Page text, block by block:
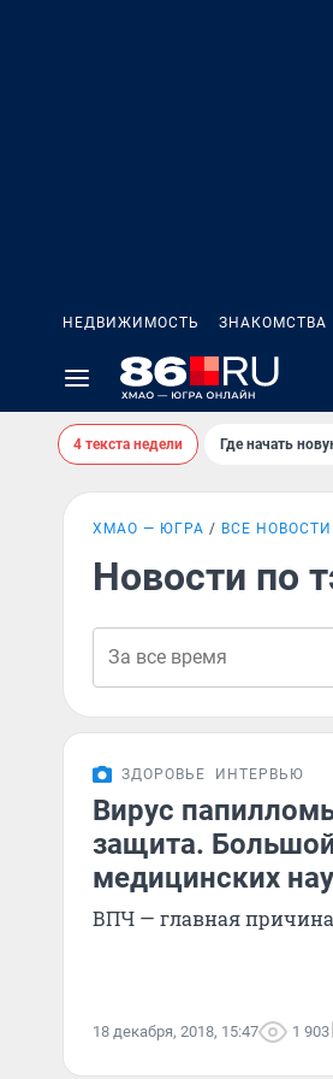
НЕДВИЖИМОСТЬ ЗНАКОМСТВА
4 текста недели Где начать
ХМАО — ЮГРА ВСЕ НОВОСТИ
Новости по
ЗДОРОВЬЕ ИНТЕРВЬЮ
Вирус
защита.
медицинских
ВПЧ — главная
18 декабря, 2018, 15:47 1 903